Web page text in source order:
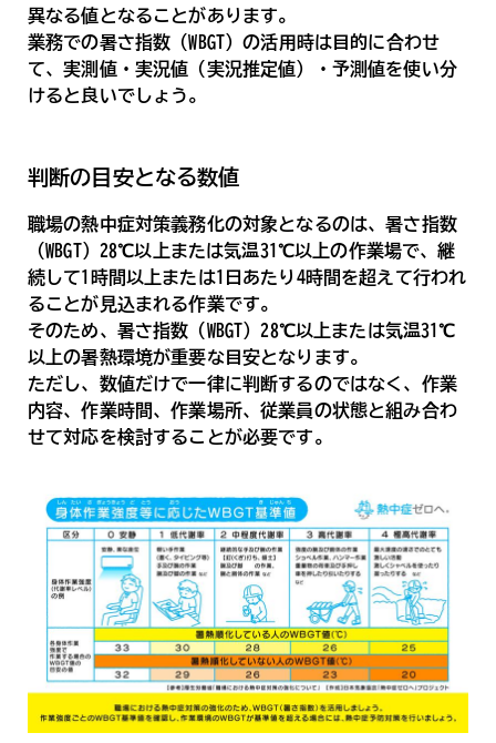
異なる値となることがあります。
業務での暑さ指数（WBGT）の活用時は目的に合わせ
て、実測値・実況値（実況推定値）・予測値を使い分
けると良いでしょう。
判断の目安となる数値
職場の熱中症対策義務化の対象となるのは、暑さ指数
（WBGT）28℃以上または気温31℃以上の作業場で、継
続して1時間以上または1日あたり4時間を超えて行われ
ることが見込まれる作業です。
そのため、暑さ指数（WBGT）28℃以上または気温31℃
以上の暑熱環境が重要な目安となります。
ただし、数値だけで一律に判断するのではなく、作業
内容、作業時間、作業場所、従業員の状態と組み合わ
せて対応を検討することが必要です。